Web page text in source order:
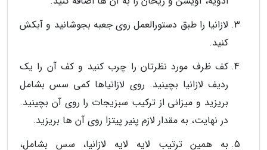
لازانیا را طبق دستورالعمل روی جعبه بجوشانید و آبکش
کنید.
کف ظرف مورد نظرتان را چرب کنید و کف آن را یک
ردیف لازانیا بچینید. روی لازانیاها کمی سس بشامل
بریزید و میزانی از ترکیب سبزیجات را روی آن بچینید.
در نهایت، به مقدار لازم پنیر پیتزا روی آن ها بریزید.
به همین ترتیب لایه لایه لازانیا، سس بشامل،